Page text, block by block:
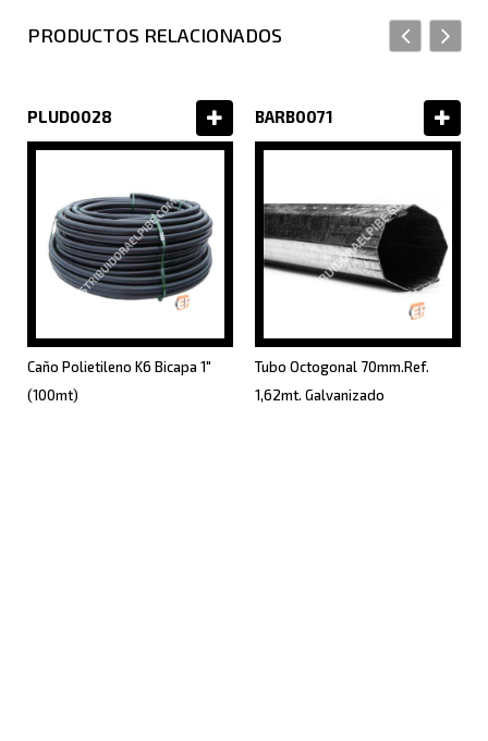
PRODUCTOS RELACIONADOS
PLUD0028
Caño Polietileno K6 Bicapa 1"
(100mt)
BARB0071
Tubo Octogonal 70mm.Ref.
1,62mt. Galvanizado